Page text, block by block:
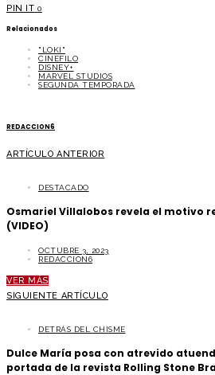
PIN IT 0
Relacionados
"LOKI"
CINEFILO
DISNEY+
MARVEL STUDIOS
SEGUNDA TEMPORADA
REDACCION6
ARTÍCULO ANTERIOR
DESTACADO
Osmariel Villalobos revela el motivo
(VIDEO)
OCTUBRE 3, 2023
REDACCION6
VER MÁS
SIGUIENTE ARTÍCULO
DETRÁS DEL CHISME
Dulce María posa con atrevido
portada de la revista Rolling Stone